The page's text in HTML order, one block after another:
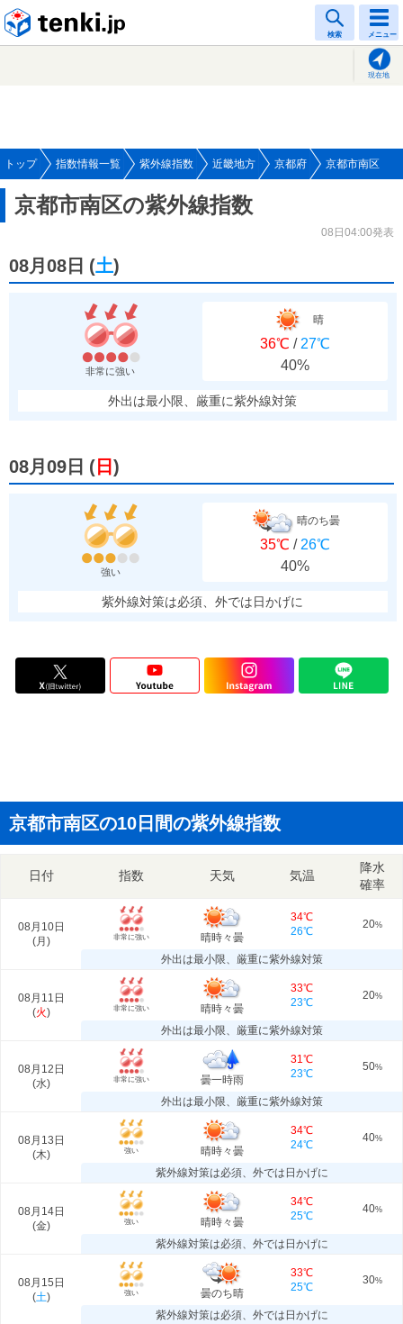
検索 メニュー
現在地
トップ 指数情報一覧 紫外線指数 近畿地方 京都府 京都市南区
京都市南区の紫外線指数
08日04:00発表
08月08日 (土)
非常に強い
晴
36℃ / 27℃
40%
外出は最小限、厳重に紫外線対策
08月09日 ( 日 )
強い
晴のち曇
35℃ / 26℃
40%
紫外線対策は必須、外では日かげに
京都市南区の10日間の紫外線指数
日付 指数 天気 気温
降水
確率
08月10日
(月 ) 非常に強い 晴時々曇
34℃
26℃
20%
外出は最小限、厳重に紫外線対策
08月11日
(火) 非常に強い 晴時々曇
33℃
23℃
20%
外出は最小限、厳重に紫外線対策
08月12日
(水) 非常に強い 曇一時雨
31℃
23℃
50%
外出は最小限、厳重に紫外線対策
08月13日
(木) 強い 晴時々曇
34℃
24℃
40%
紫外線対策は必須、外では日かげに
08月14日
(金) 強い 晴時々曇
34℃
25℃
40%
紫外線対策は必須、外では日かげに
08月15日
(土) 強い 曇のち晴
33℃
25℃
30%
紫外線対策は必須、外では日かげに